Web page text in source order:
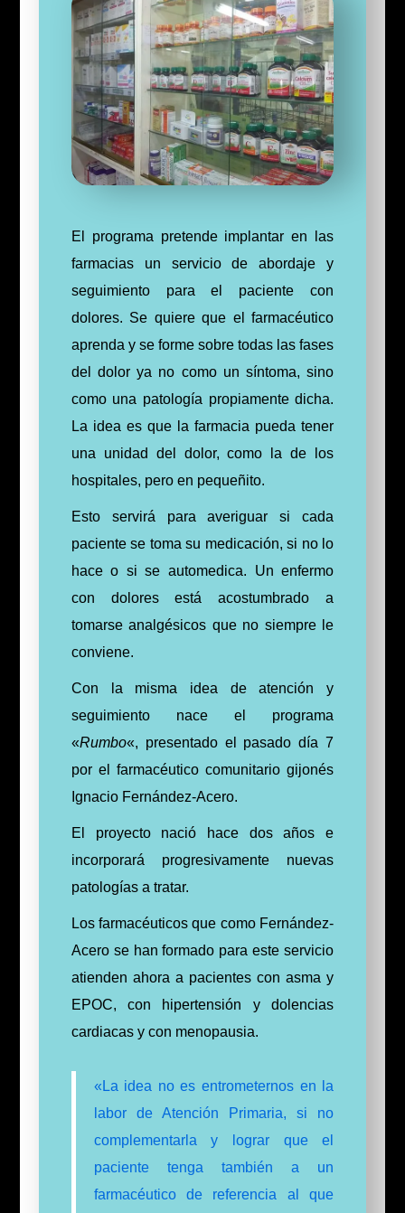
El programa pretende implantar en las
farmacias un servicio de abordaje y
seguimiento para el paciente con
dolores. Se quiere que el farmacéutico
aprenda y se forme sobre todas las fases
del dolor ya no como un síntoma, sino
como una patología propiamente dicha.
La idea es que la farmacia pueda tener
una unidad del dolor, como la de los
hospitales, pero en pequeñito.
Esto servirá para averiguar si cada
paciente se toma su medicación, si no lo
hace o si se automedica. Un enfermo
con dolores está acostumbrado a
tomarse analgésicos que no siempre le
conviene.
Con la misma idea de atención y
seguimiento nace el programa
«Rumbo«, presentado el pasado día 7
por el farmacéutico comunitario gijonés
Ignacio Fernández-Acero.
El proyecto nació hace dos años e
incorporará progresivamente nuevas
patologías a tratar.
Los farmacéuticos que como Fernández-
Acero se han formado para este servicio
atienden ahora a pacientes con asma y
EPOC, con hipertensión y dolencias
cardiacas y con menopausia.
«La idea no es entrometernos en la
labor de Atención Primaria, si no
complementarla y lograr que el
paciente tenga también a un
farmacéutico de referencia al que